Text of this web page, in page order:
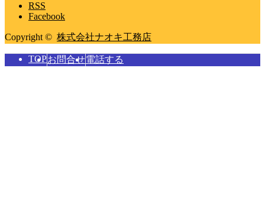
RSS
Facebook
Copyright © 株式会社ナオキ工務店
TOPお問合せ電話する